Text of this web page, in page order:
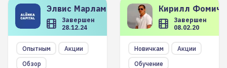
Элвис Марламов
Завершен
28.12.24
Опытным
Акции
Обзор
Кирилл
Завершен
08.02.20
Новичкам
Акции
Обучение